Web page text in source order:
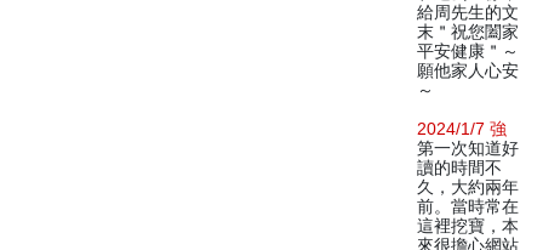
給周先生的文
末＂祝您闔家
平安健康＂～
願他家人心安
～
2024/1/7 強
第一次知道好
讀的時間不
久，大約兩年
前。當時常在
這裡挖寶，本
來很擔心網站